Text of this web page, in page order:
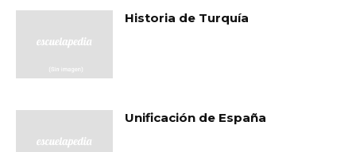
Historia de Turquía
Unificación de España